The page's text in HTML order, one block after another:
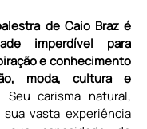
de Caio Braz é
imperdível para
e conhecimento
moda, cultura e
Seu carisma natural,
vasta experiência